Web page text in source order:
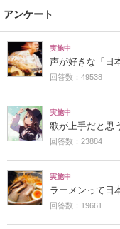
アンケート
実施中
声が好きな「日
回答数：49538
実施中
歌が上手だと思
回答数：23884
実施中
ラーメンって日
回答数：19661